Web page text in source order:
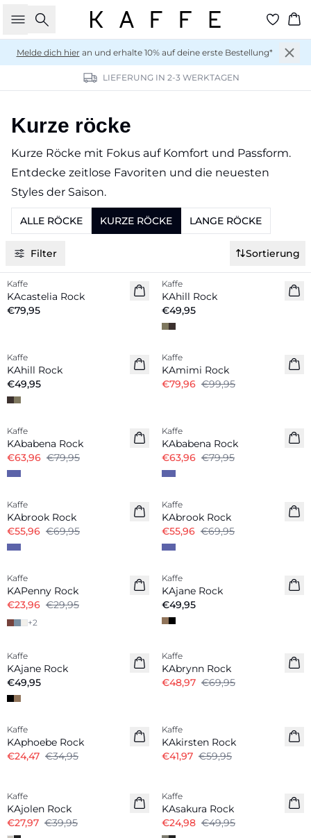
Suche
Melde dich hieran und erhalte 10% auf deine erste Bestellung*
LIEFERUNG IN 2-3 WERKTAGEN
Kurze röcke
Kurze Röcke mit Fokus auf Komfort und Passform.
Entdecke zeitlose Favoriten und die neuesten
Styles der Saison.
ALLE RÖCKE KURZE RÖCKE LANGE RÖCKE
Filter Sortierung
Neuheiten
Kaffe
KAcastelia Rock
€79,95
Neuheiten
Kaffe
KAhill Rock
€49,95
Neuheiten
Kaffe
KAhill Rock
€49,95
-20%
Kaffe
KAmimi Rock
€79,96 €99,95
-20%
Kaffe
KAbabena Rock
€63,96 €79,95
Kaffe
KAbabena Rock
€63,96 €79,95
-20%
Kaffe
KAbrook Rock
€55,96 €69,95
-20%
Kaffe
KAbrook Rock
€55,96 €69,95
-20%
Kaffe
KAPenny Rock
€23,96 €29,95
+2
Neuheiten
Kaffe
KAjane Rock
€49,95
Neuheiten
Kaffe
KAjane Rock
€49,95
Kaffe
KAbrynn Rock
€48,97 €69,95
-30%
Kaffe
KAphoebe Rock
€24,47 €34,95
Kaffe
KAkirsten Rock
€41,97 €59,95
Kaffe
KAjolen Rock
€27,97 €39,95
Kaffe
KAsakura Rock
€24,98 €49,95